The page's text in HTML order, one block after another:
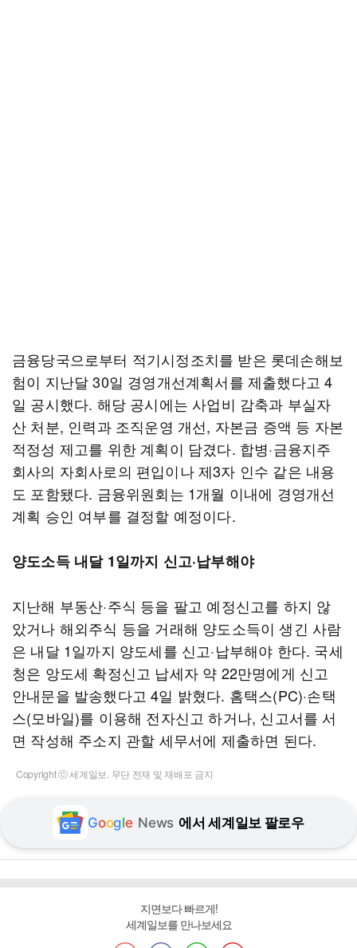
금융당국으로부터 적기시정조치를 받은 롯데손해보
험이 지난달 30일 경영개선계획서를 제출했다고 4
일 공시했다. 해당 공시에는 사업비 감축과 부실자
산 처분, 인력과 조직운영 개선, 자본금 증액 등 자본
적정성 제고를 위한 계획이 담겼다. 합병·금융지주
회사의 자회사로의 편입이나 제3자 인수 같은 내용
도 포함됐다. 금융위원회는 1개월 이내에 경영개선
계획 승인 여부를 결정할 예정이다.
양도소득 내달 1일까지 신고·납부해야
지난해 부동산·주식 등을 팔고 예정신고를 하지 않
았거나 해외주식 등을 거래해 양도소득이 생긴 사람
은 내달 1일까지 양도세를 신고·납부해야 한다. 국세
청은 앙도세 확정신고 납세자 약 22만명에게 신고
안내문을 발송했다고 4일 밝혔다. 홈택스(PC)·손택
스(모바일)를 이용해 전자신고 하거나, 신고서를 서
면 작성해 주소지 관할 세무서에 제출하면 된다.
Copyright ⓒ 세계일보. 무단 전재 및 재배포 금지
Google News 에서 세계일보 팔로우
지면보다 빠르게!
세계일보를 만나보세요